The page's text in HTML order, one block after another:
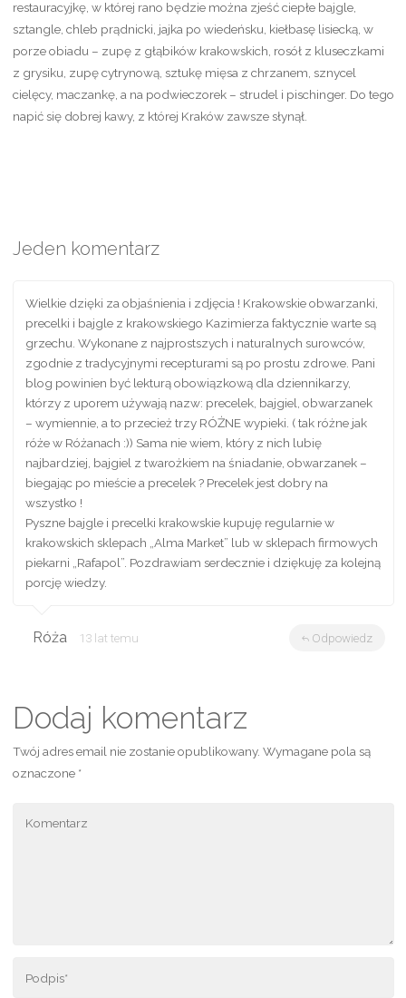
restauracyjkę, w której rano będzie można zjeść ciepłe bajgle,
sztangle, chleb prądnicki, jajka po wiedeńsku, kiełbasę lisiecką, w
porze obiadu – zupę z głąbików krakowskich, rosół z kluseczkami
z grysiku, zupę cytrynową, sztukę mięsa z chrzanem, sznycel
cielęcy, maczankę, a na podwieczorek – strudel i pischinger. Do tego
napić się dobrej kawy, z której Kraków zawsze słynął.
Jeden komentarz
Wielkie dzięki za objaśnienia i zdjęcia ! Krakowskie obwarzanki,
precelki i bajgle z krakowskiego Kazimierza faktycznie warte są
grzechu. Wykonane z najprostszych i naturalnych surowców,
zgodnie z tradycyjnymi recepturami są po prostu zdrowe. Pani
blog powinien być lekturą obowiązkową dla dziennikarzy,
którzy z uporem używają nazw: precelek, bajgiel, obwarzanek
– wymiennie, a to przecież trzy RÓŻNE wypieki. ( tak różne jak
róże w Różanach :)) Sama nie wiem, który z nich lubię
najbardziej, bajgiel z twarożkiem na śniadanie, obwarzanek –
biegając po mieście a precelek ? Precelek jest dobry na
wszystko !
Pyszne bajgle i precelki krakowskie kupuję regularnie w
krakowskich sklepach „Alma Market” lub w sklepach firmowych
piekarni „Rafapol”. Pozdrawiam serdecznie i dziękuję za kolejną
porcję wiedzy.
Róża 13 lat temu Odpowiedz
Dodaj komentarz
Twój adres email nie zostanie opublikowany. Wymagane pola są
oznaczone *